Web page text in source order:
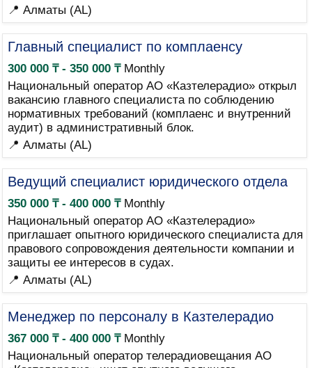
📍 Алматы (AL)
Главный специалист по комплаенсу
300 000 ₸ - 350 000 ₸Monthly
Национальный оператор АО «Казтелерадио» открыл
вакансию главного специалиста по соблюдению
нормативных требований (комплаенс и внутренний
аудит) в административный блок.
📍 Алматы (AL)
Ведущий специалист юридического отдела
350 000 ₸ - 400 000 ₸Monthly
Национальный оператор АО «Казтелерадио»
приглашает опытного юридического специалиста для
правового сопровождения деятельности компании и
защиты ее интересов в судах.
📍 Алматы (AL)
Менеджер по персоналу в Казтелерадио
367 000 ₸ - 400 000 ₸Monthly
Национальный оператор телерадиовещания АО